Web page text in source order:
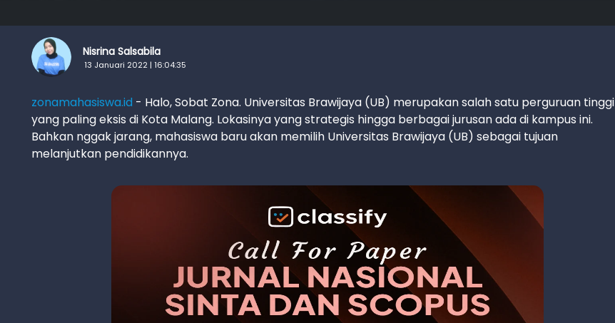
Nisrina Salsabila
13 Januari 2022 | 16:04:35
zonamahasiswa.id - Halo, Sobat Zona. Universitas Brawijaya (UB) merupakan salah satu perguruan tinggi
yang paling eksis di Kota Malang. Lokasinya yang strategis hingga berbagai jurusan ada di kampus ini.
Bahkan nggak jarang, mahasiswa baru akan memilih Universitas Brawijaya (UB) sebagai tujuan
melanjutkan pendidikannya.